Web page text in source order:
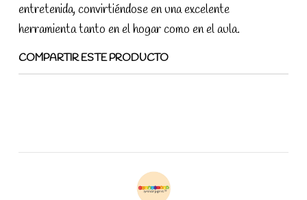
entretenida, convirtiéndose en una excelente
herramienta tanto en el hogar como en el aula.
COMPARTIR ESTE PRODUCTO